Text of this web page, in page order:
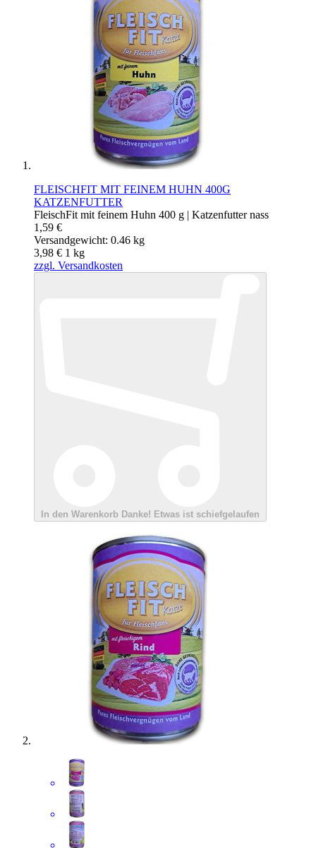
FLEISCHFIT MIT FEINEM HUHN 400G
KATZENFUTTER
FleischFit mit feinem Huhn 400 g | Katzenfutter nass
1,59 €
Versandgewicht: 0.46 kg
3,98 € 1 kg
zzgl. Versandkosten
In den Warenkorb Danke! Etwas ist schiefgelaufen